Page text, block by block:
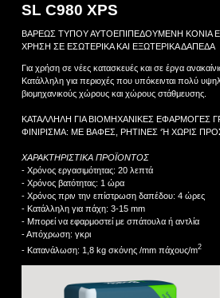
SL C980 XPS
ΒΑΡΕΩΣ ΤΥΠΟΥ ΑΥΤΟΕΠΙΠΕΔΟΥΜΕΝΗ ΚΟΝΙΑ
ΧΡΗΣΗ ΣΕ ΕΣΩΤΕΡΙΚΑ ΚΑΙ ΕΞΩΤΕΡΙΚΑ ΔΑΠΕΔΑ
Για χρήση σε νέες κατασκευές και σε έργα
Κατάλληλη για περιοχές που υπόκεινται πολύ
βιομηχανικούς χώρους και χώρους στάθμευσης.
ΚΑΤΑΛΛΗΛΗ ΓΙΑ ΒΙΟΜΗΧΑΝΙΚΕΣ ΕΦΑΡΜΟΓΕΣ
ΦΙΝΙΡΙΣΜΑ: ΜΕ ΒΑΦΕΣ, ΡΗΤΙΝΕΣ ‘Ή ΧΩΡΙΣ
ΧΑΡΑΚΤΗΡΙΣΤΙΚΑ ΠΡΟΪΟΝΤΟΣ
- Χρόνος εργασιμότητας: 20 λεπτά
- Χρόνος βατότητας: 1 ώρα
- Χρόνος πριν την επίστρωση δαπέδου: 4 ώρες
- Κατάλληλη για πάχη: 3-15 mm
- Μπορεί να εφαρμοστεί με σπάτουλα ή αντλία
- Απόχρωση: γκρι
- Κατανάλωση: 1,8 kg σκόνης /mm πάχους/m2